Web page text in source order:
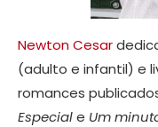
Newton Cesar
(adulto e infantil) e
romances
Especiale Um